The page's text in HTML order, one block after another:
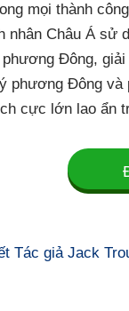
mọi thành
nhân Châu Á sử
Đông,
phương Đông
cực lớn lao ẩn
Tác giả Jack